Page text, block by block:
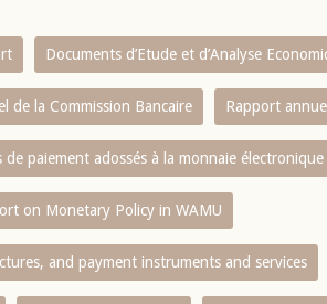
Documents d’Etude et d’Analyse
de la Commission Bancaire Rapport
paiement adossés à la monnaie électronique
on Monetary Policy in WAMU
and payment instruments and services